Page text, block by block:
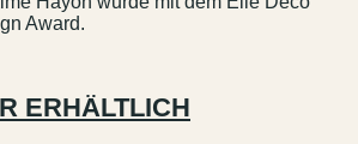
Award.
ERHÄLTLICH